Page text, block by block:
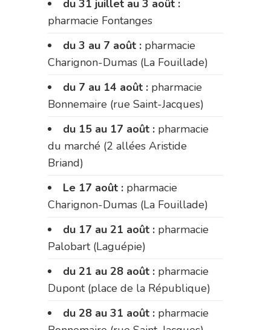
du 31 juillet au 3 août :
pharmacie Fontanges
du 3 au 7 août : pharmacie
Charignon-Dumas (La Fouillade)
du 7 au 14 août : pharmacie
Bonnemaire (rue Saint-Jacques)
du 15 au 17 août : pharmacie
du marché (2 allées Aristide
Briand)
Le 17 août : pharmacie
Charignon-Dumas (La Fouillade)
du 17 au 21 août : pharmacie
Palobart (Laguépie)
du 21 au 28 août : pharmacie
Dupont (place de la République)
du 28 au 31 août : pharmacie